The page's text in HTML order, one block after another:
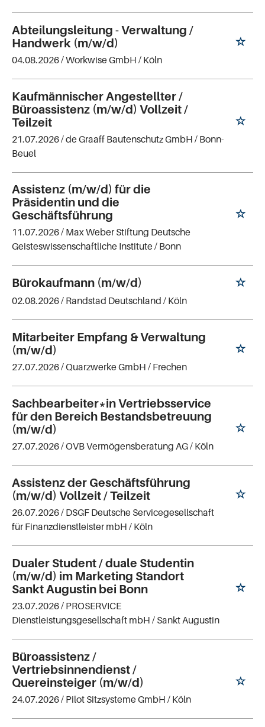
Abteilungsleitung - Verwaltung /
Handwerk (m/w/d)
04.08.2026 /Workwise GmbH / Köln
Kaufmännischer Angestellter /
Büroassistenz (m/w/d) Vollzeit /
Teilzeit
21.07.2026 /de Graaff Bautenschutz GmbH / Bonn-
Beuel
Assistenz (m/w/d) für die
Präsidentin und die
Geschäftsführung
11.07.2026 / Max Weber Stiftung Deutsche
Geisteswissenschaftliche Institute/ Bonn
Bürokaufmann (m/w/d)
02.08.2026 / Randstad Deutschland / Köln
Mitarbeiter Empfang & Verwaltung
(m/w/d)
27.07.2026 /Quarzwerke GmbH / Frechen
Sachbearbeiter*in Vertriebsservice
für den Bereich Bestandsbetreuung
(m/w/d)
27.07.2026 /OVB Vermögensberatung AG/ Köln
Assistenz der Geschäftsführung
(m/w/d) Vollzeit / Teilzeit
26.07.2026 / DSGF Deutsche Servicegesellschaft
für Finanzdienstleister mbH / Köln
Dualer Student / duale Studentin
(m/w/d) im Marketing Standort
Sankt Augustin bei Bonn
23.07.2026 / PROSERVICE
Dienstleistungsgesellschaft mbH / Sankt Augustin
Büroassistenz /
Vertriebsinnendienst /
Quereinsteiger (m/w/d)
24.07.2026 / Pilot Sitzsysteme GmbH / Köln